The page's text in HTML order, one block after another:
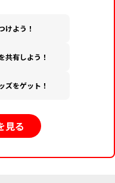
けよう！
共有しよう！
ズをゲット！
見る